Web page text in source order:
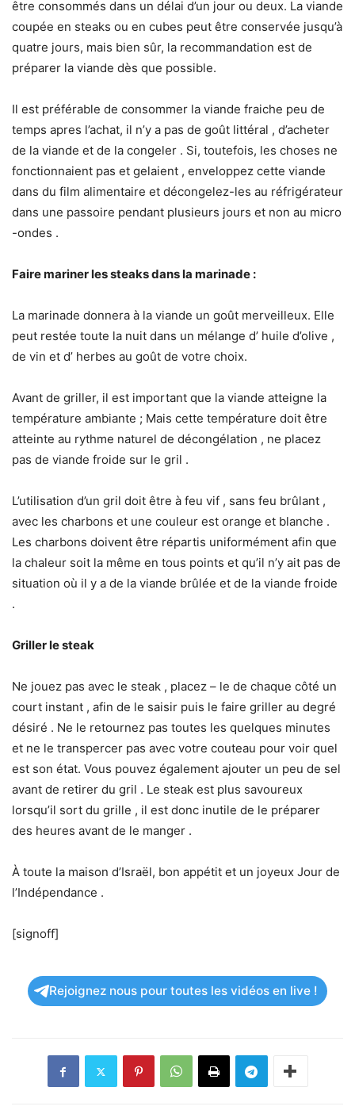
être consommés dans un délai d’un jour ou deux. La viande
coupée en steaks ou en cubes peut être conservée jusqu’à
quatre jours, mais bien sûr, la recommandation est de
préparer la viande dès que possible.
Il est préférable de consommer la viande fraiche peu de
temps apres l’achat, il n’y a pas de goût littéral , d’acheter
de la viande et de la congeler . Si, toutefois, les choses ne
fonctionnaient pas et gelaient , enveloppez cette viande
dans du film alimentaire et décongelez-les au réfrigérateur
dans une passoire pendant plusieurs jours et non au micro
-ondes .
Faire mariner les steaks dans la marinade :
La marinade donnera à la viande un goût merveilleux. Elle
peut restée toute la nuit dans un mélange d’ huile d’olive ,
de vin et d’ herbes au goût de votre choix.
Avant de griller, il est important que la viande atteigne la
température ambiante ; Mais cette température doit être
atteinte au rythme naturel de décongélation , ne placez
pas de viande froide sur le gril .
L’utilisation d’un gril doit être à feu vif , sans feu brûlant ,
avec les charbons et une couleur est orange et blanche .
Les charbons doivent être répartis uniformément afin que
la chaleur soit la même en tous points et qu’il n’y ait pas de
situation où il y a de la viande brûlée et de la viande froide
.
Griller le steak
Ne jouez pas avec le steak , placez – le de chaque côté un
court instant , afin de le saisir puis le faire griller au degré
désiré . Ne le retournez pas toutes les quelques minutes
et ne le transpercer pas avec votre couteau pour voir quel
est son état. Vous pouvez également ajouter un peu de sel
avant de retirer du gril . Le steak est plus savoureux
lorsqu’il sort du grille , il est donc inutile de le préparer
des heures avant de le manger .
À toute la maison d’Israël, bon appétit et un joyeux Jour de
l’Indépendance .
[signoff]
Rejoignez nous pour toutes les vidéos en live !